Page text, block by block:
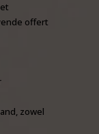
offert
zowel